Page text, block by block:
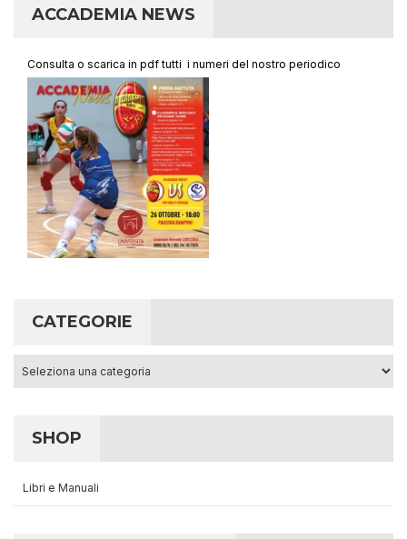
ACCADEMIA NEWS
Consulta o scarica in pdf tutti i numeri del nostro periodico
CATEGORIE
SHOP
Libri e Manuali